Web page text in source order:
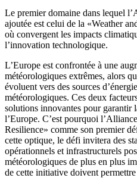
Le premier domaine dans lequel
ajoutée est celui de la «Weather
où convergent les impacts
l’innovation technologique.
L’Europe est confrontée à une
météorologiques extrêmes, alors
évoluent vers des sources
météorologiques. Ces deux
solutions innovantes pour garantir
l’Europe. C’est pourquoi
Resilience» comme son premier
cette optique, le défi invitera des
opérationnels et infrastructurels
météorologiques de plus en plus
de cette initiative doivent